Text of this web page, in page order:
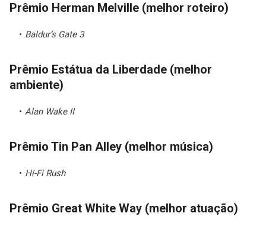
Prêmio Herman Melville (melhor roteiro)
Baldur’s Gate 3
Prêmio Estátua da Liberdade (melhor
ambiente)
Alan Wake II
Prêmio Tin Pan Alley (melhor música)
Hi-Fi Rush
Prêmio Great White Way (melhor atuação)